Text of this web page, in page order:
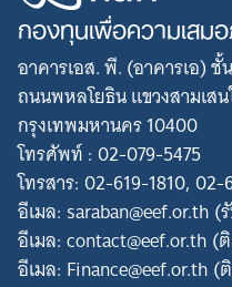
กองทุนเพื่อความเสม
อาคารเอส. พี. (อาคารเอ) ชั้
ถนนพหลโยธิน แขวงสามเส
กรุงเทพมหานคร 10400
โทรศัพท์ : 02-079-5475
โทรสาร: 02-619-1810, 02-
อีเมล: saraban@eef.or.th (
อีเมล: contact@eef.or.th
อีเมล: Finance@eef.or.th